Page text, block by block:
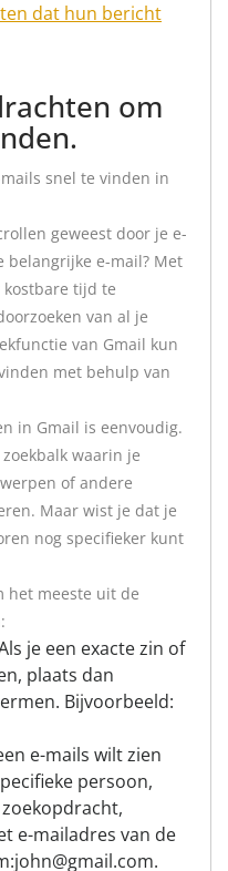
dat hun bericht
om
snel te vinden in
geweest door je e-
belangrijke e-mail? Met
kostbare tijd te
van al je
van Gmail kun
met behulp van
in Gmail is eenvoudig.
waarin je
of andere
Maar wist je dat je
nog specifieker kunt
het meeste uit de
je een exacte zin of
plaats dan
Bijvoorbeeld:
e-mails wilt zien
persoon,
e-mailadres van de